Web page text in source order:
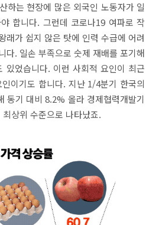
하는 현장에 많은 외국인 노동자가 일
합니다. 그런데 코로나19 여파로 작
래가 쉽지 않은 탓에 인력 수급에 어려
다. 일손 부족으로 숫제 재배를 포기해
있었습니다. 이런 사회적 요인이 최근
이기도 합니다. 지난 1/4분기 한국의
동기 대비 8.2% 올라 경제협력개발기
상위 수준으로 나타났죠.